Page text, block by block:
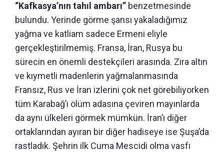
“Kafkasya’nın tahıl ambarı” benzetmesinde
bulundu. Yerinde görme şansı yakaladığımız
yağma ve katliam sadece Ermeni eliyle
gerçekleştirilmemiş. Fransa, İran, Rusya bu
sürecin en önemli destekçileri arasında. Zira altın
ve kıymetli madenlerin yağmalanmasında
Fransız, Rus ve İran izlerini çok net görebiliyorken
tüm Karabağ’ı ölüm adasına çeviren mayınlarda
da aynı ülkeleri görmek mümkün. İran’ı diğer
ortaklarından ayıran bir diğer hadiseye ise Şuşa’da
rastladık. Şehrin ilk Cuma Mescidi olma vasfı